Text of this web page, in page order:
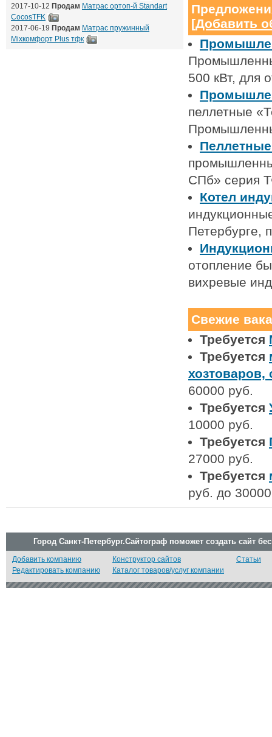
[Добавить
500 кВт, для
пеллетные
СПб» серия
Котел
Петербурге,
отопление
вихревые
Свежие
Требуется
Требуется
хозтоваров,
60000 руб.
Требуется
10000 руб.
Требуется
27000 руб.
Требуется
руб. до
2017-10-12 Продам Матрас ортоп-й Standart
CocosTFK
2017-06-19 Продам Матрас пружинный
Mixкомфорт Plus тфк
Город Санкт-Петербург.Сайтограф поможет создать сайт
Добавить компанию
Редактировать компанию
Конструктор сайтов
Каталог товаров/услуг компании
Статьи